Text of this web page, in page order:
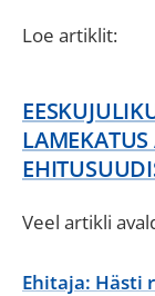
Loe artiklit:
LAMEKATUS
Veel artikli
Ehitaja: Hästi